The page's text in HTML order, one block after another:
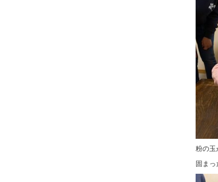
粉の玉
固ま